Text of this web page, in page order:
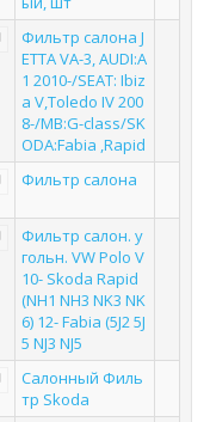
Фильтр салона J
ETTA VA-3, AUDI:A
1 2010-/SEAT: Ibiz
a V,Toledo IV 200
8-/MB:G-class/SK
ODA:Fabia ,Rapid
Фильтр салона
Фильтр салон. у
гольн. VW Polo V
10- Skoda Rapid
(NH1 NH3 NK3 NK
6) 12- Fabia (5J2 5J
5 NJ3 NJ5
Салонный Филь
тр Skoda